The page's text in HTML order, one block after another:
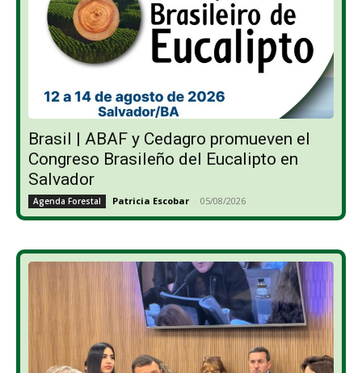
Brasil | ABAF y Cedagro promueven el
Congreso Brasileño del Eucalipto en
Salvador
Agenda Forestal Patricia Escobar - 05/08/2026